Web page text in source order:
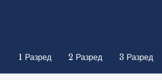
1 Разред 2 Разред 3 Разред